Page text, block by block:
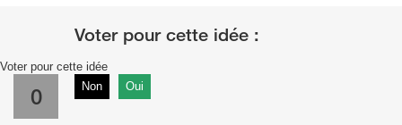
Voter pour cette idée
0 Non Oui